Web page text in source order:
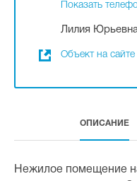
Показать
Лилия
Объект на
ОПИСАНИЕ
Нежилое помещение